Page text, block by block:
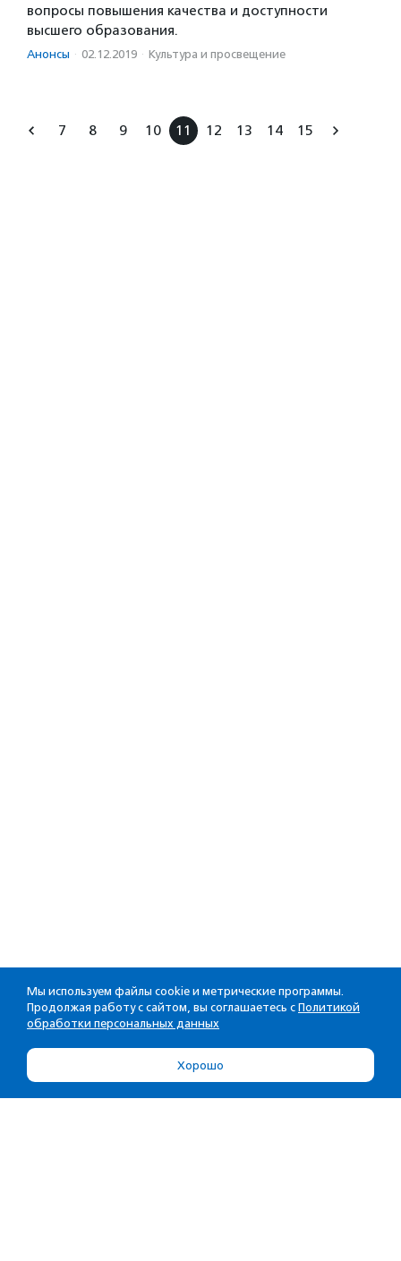
вопросы повышения качества и доступности
высшего образования.
Анонсы · 02.12.2019 · Культура и просвещение
7 8 9 10 11 12 13 14 15
Мы используем файлы cookie и метрические программы.
Продолжая работу с сайтом, вы соглашаетесь с Политикой
обработки персональных данных
Хорошо